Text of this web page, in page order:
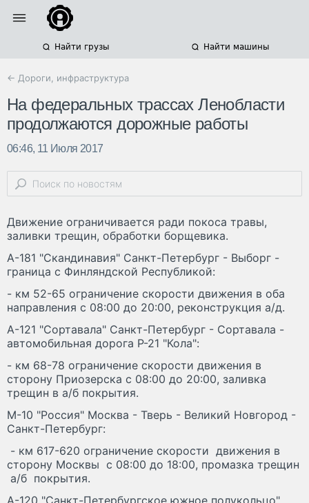
Найти грузы Найти машины
← Дороги, инфраструктура
На федеральных трассах Ленобласти
продолжаются дорожные работы
06:46, 11 Июля 2017
Движение ограничивается ради покоса травы,
заливки трещин, обработки борщевика.
А-181 "Скандинавия" Санкт-Петербург - Выборг -
граница с Финляндской Республикой:
- км 52-65 ограничение скорости движения в оба
направления с 08:00 до 20:00, реконструкция а/д.
А-121 "Сортавала" Санкт-Петербург - Сортавала -
автомобильная дорога Р-21 "Кола":
- км 68-78 ограничение скорости движения в
сторону Приозерска с 08:00 до 20:00, заливка
трещин в а/б покрытия.
М-10 "Россия" Москва - Тверь - Великий Новгород -
Санкт-Петербург:
- км 617-620 ограничение скорости движения в
сторону Москвы с 08:00 до 18:00, промазка трещин
а/б покрытия.